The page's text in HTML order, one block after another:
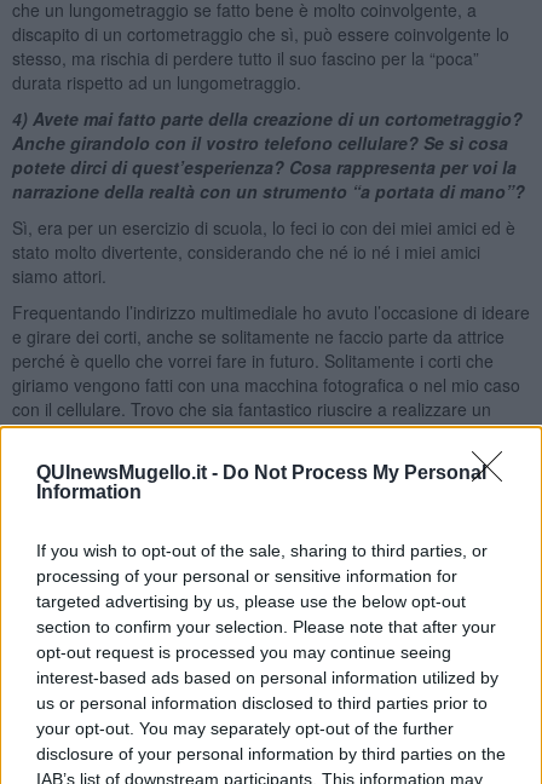
QUInewsMugello.it - Do Not Process My Personal
Information
If you wish to opt-out of the sale, sharing to third parties, or
processing of your personal or sensitive information for
targeted advertising by us, please use the below opt-out
section to confirm your selection. Please note that after your
opt-out request is processed you may continue seeing
interest-based ads based on personal information utilized by
us or personal information disclosed to third parties prior to
your opt-out. You may separately opt-out of the further
disclosure of your personal information by third parties on the
IAB’s list of downstream participants. This information may
che un lungometraggio se fatto bene è molto coinvolgente, a
discapito di un cortometraggio che sì, può essere coinvolgente lo
stesso, ma rischia di perdere tutto il suo fascino per la “poca”
durata rispetto ad un lungometraggio.
4) Avete mai fatto parte della creazione di un cortometraggio?
Anche girandolo con il vostro telefono cellulare? Se sì cosa
potete dirci di quest’esperienza? Cosa rappresenta per voi la
narrazione della realtà con un strumento “a portata di mano”?
Sì, era per un esercizio di scuola, lo feci io con dei miei amici ed è
stato molto divertente, considerando che né io né i miei amici
siamo attori.
Frequentando l’indirizzo multimediale ho avuto l’occasione di ideare
e girare dei corti, anche se solitamente ne faccio parte da attrice
perché è quello che vorrei fare in futuro. Solitamente i corti che
giriamo vengono fatti con una macchina fotografica o nel mio caso
con il cellulare. Trovo che sia fantastico riuscire a realizzare un
prodotto con un mezzo alla portata di tutti perché consente a
Abbiamo realizzato spesso video insieme, utilizzando macchine
semplice accordarci su tutto, mentre è molto complicato anche solo
trovare l'idea e gestirla in modo che si possa realizzare.
Sì. In prima superiore la nostra prof di multimediale ci aveva dato il
compito di realizzarne uno con il cellulare. È stata sicuramente
un'esperienza positiva perché oltre ad essere stato divertente, mi
ha avvicinato molto all'indirizzo che avevo scelto.
Nel mio indirizzo, il multimediale, la creazione di cortometraggi è
alla base del giorno, è sempre un’esperienza creativa, che parte
dalla la ricerca di un’idea all’ingegnarsi sull’allestimento del set.